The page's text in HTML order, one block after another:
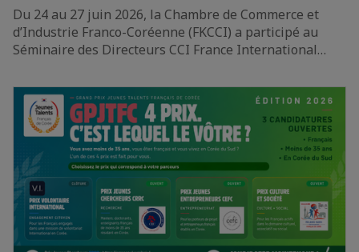
Du 24 au 27 juin 2026, la Chambre de Commerce et
d’Industrie Franco-Coréenne (FKCCI) a participé au
Séminaire des Directeurs CCI France International…